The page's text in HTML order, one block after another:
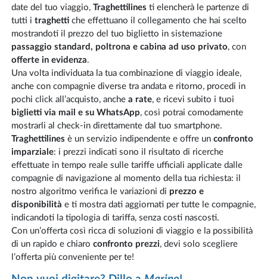
date del tuo viaggio, Traghettilines ti elencherà le partenze di
tutti i traghettiche effettuano il collegamento che hai scelto
mostrandoti il prezzo del tuo biglietto in sistemazione
passaggio standard, poltrona e cabina ad uso privato, con
offerte in evidenza.
Una volta individuata la tua combinazione di viaggio ideale,
anche con compagnie diverse tra andata e ritorno, procedi in
pochi click all’acquisto, anche a rate, e ricevi subito i tuoi
biglietti via mail e su WhatsApp, così potrai comodamente
mostrarli al check-in direttamente dal tuo smartphone.
Traghettilines è un servizio indipendente e offre un confronto
imparziale: i prezzi indicati sono il risultato di ricerche
effettuate in tempo reale sulle tariffe ufficiali applicate dalle
compagnie di navigazione al momento della tua richiesta: il
nostro algoritmo verifica le variazioni di prezzo e
disponibilità e ti mostra dati aggiornati per tutte le compagnie,
indicandoti la tipologia di tariffa, senza costi nascosti.
Con un’offerta così ricca di soluzioni di viaggio e la possibilità
di un rapido e chiaro confronto prezzi, devi solo scegliere
l’offerta più conveniente per te!